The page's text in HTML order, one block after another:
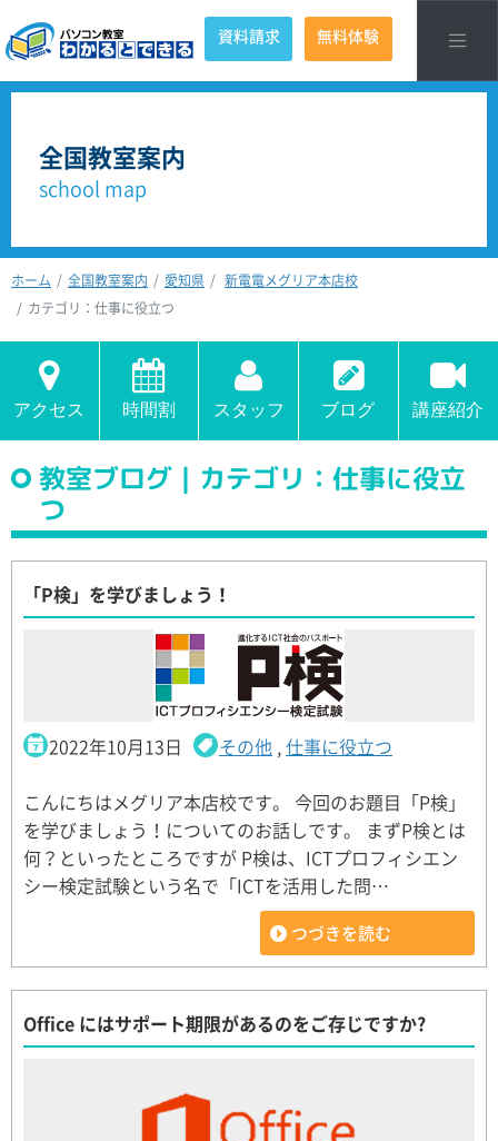
資料請求 無料体験
全国教室案内
school map
ホーム 全国教室案内 愛知県
新電電メグリア本店校
カテゴリ：仕事に役立つ
アクセス 時間割 スタッフ ブログ 講座紹介
教室ブログ｜カテゴリ：仕事に役立
つ
「P検」を学びましょう！
2022年10月13日 その他 ,仕事に役立つ
こんにちはメグリア本店校です。 今回のお題目「P検」
を学びましょう！についてのお話しです。 まずP検とは
何？といったところですが P検は、ICTプロフィシエン
シー検定試験という名で「ICTを活用した問…
つづきを読む
Office にはサポート期限があるのをご存じですか?